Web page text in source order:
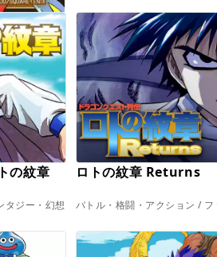
の紋章
タジー・幻想
ロトの紋章 Returns
バトル・格闘・アクション /